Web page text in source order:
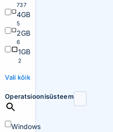
737
4GB
5
2GB
6
1GB
2
Vali kõik
Operatsioonisüsteem
Windows